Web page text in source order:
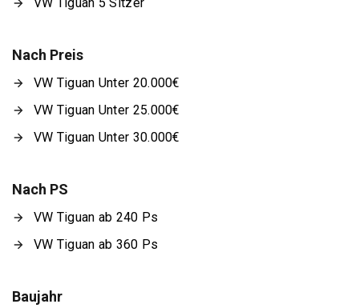
Nach Preis
VW Tiguan Unter 20.000€
VW Tiguan Unter 25.000€
VW Tiguan Unter 30.000€
Nach PS
VW Tiguan ab 240 Ps
VW Tiguan ab 360 Ps
Baujahr